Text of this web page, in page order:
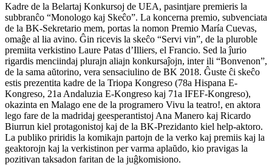
Kadre de la Belartaj Konkursoj de UEA, pasintjare premieris la
subbranĉo “Monologo kaj Skeĉo”. La koncerna premio, subvenciata
de la BK-Sekretario mem, portas la nomon Premio María Cuevas,
omaĝe al lia avino. Ĝin ricevis la skeĉo “Servi vin”, de la pluroble
premiita verkistino Laure Patas d’Illiers, el Francio. Sed la ĵurio
rigardis menciindaj plurajn aliajn konkursaĵojn, inter ili “Bonvenon”,
de la sama aŭtorino, vera sensaciulino de BK 2018. Ĝuste ĉi skeĉo
estis prezentita kadre de la Triopa Kongreso (78a Hispana E-
Kongreso, 21a Andaluzia E-Kongreso kaj 71a IFEF-Kongreso),
okazinta en Malago ene de la programero Vivu la teatro!, en aktora
lego fare de la madridaj geesperantistoj Ana Manero kaj Ricardo
Biurrun kiel protagonistoj kaj de la BK-Prezidanto kiel help-aktoro.
La publiko priridis la komikajn partojn de la verko kaj premiis kaj la
geaktorojn kaj la verkistinon per varma aplaŭdo, kio pravigas la
pozitivan taksadon faritan de la juĝkomisiono.